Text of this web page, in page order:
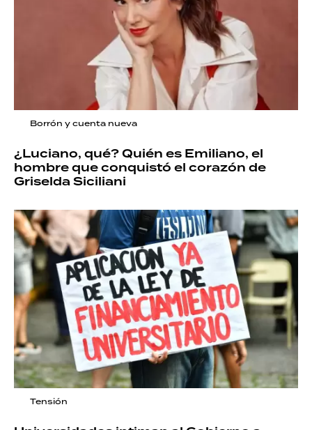
Borrón y cuenta nueva
¿Luciano, qué? Quién es Emiliano, el
hombre que conquistó el corazón de
Griselda Siciliani
Tensión